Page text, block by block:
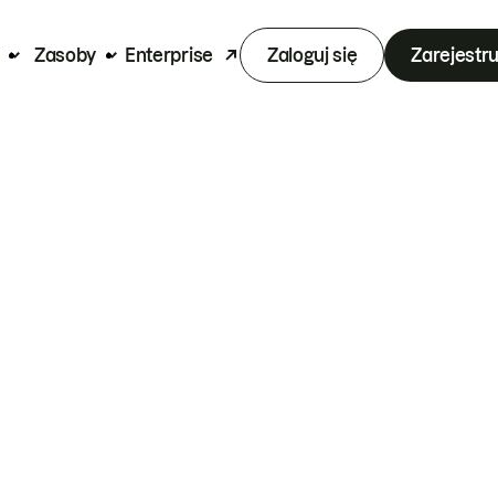
Zasoby Enterprise Zaloguj się